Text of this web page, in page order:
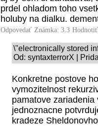
prdel ohladom toho
holuby na dialku.
Odpovedať Známka: 3.3
\"electronically stored
Od: syntaxterrorX |
Konkretne postove
vymozitelnost
pamatove
jednoznacne
kradeze